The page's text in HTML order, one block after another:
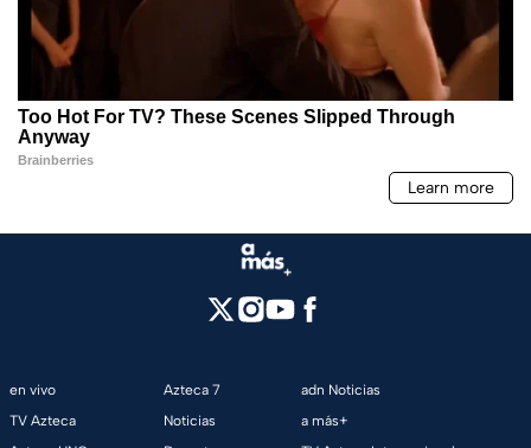
en vivo
TV Azteca
Azteca 7
Noticias
adn Noticias
a más+